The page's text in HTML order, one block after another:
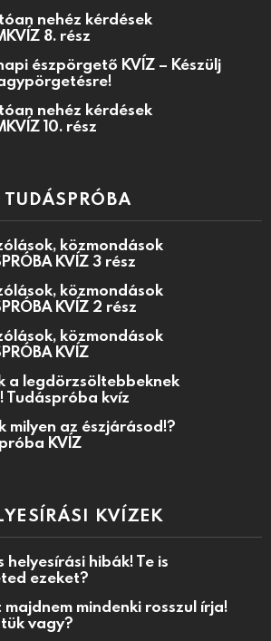
nehéz kérdések
8. rész
észpörgető KVÍZ – Készülj
nehéz kérdések
10. rész
TUDÁSPRÓBA
közmondások
KVÍZ 3 rész
közmondások
KVÍZ 2 rész
közmondások
KVÍZ
a legdörzsöltebbeknek
Tudáspróba kvíz
milyen az észjárásod!?
KVÍZ
KVÍZEK
helyesírási hibák! Te is
ezeket?
majdnem mindenki rosszul írja!
vagy?